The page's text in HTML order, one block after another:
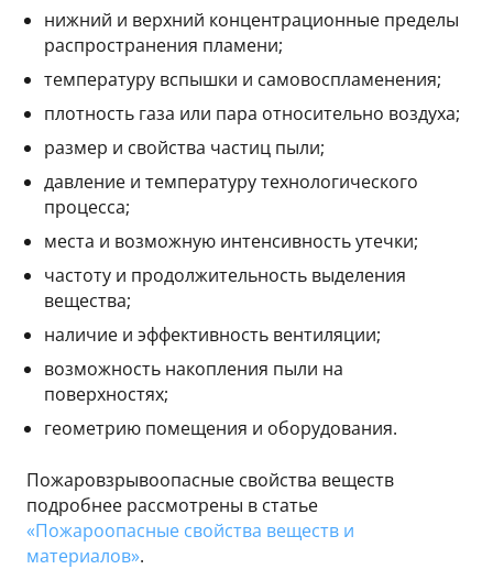
нижний и верхний концентрационные пределы
распространения пламени;
температуру вспышки и самовоспламенения;
плотность газа или пара относительно воздуха;
размер и свойства частиц пыли;
давление и температуру технологического
процесса;
места и возможную интенсивность утечки;
частоту и продолжительность выделения
вещества;
наличие и эффективность вентиляции;
возможность накопления пыли на
поверхностях;
геометрию помещения и оборудования.
Пожаровзрывоопасные свойства веществ
подробнее рассмотрены в статье
«Пожароопасные свойства веществ и
материалов».